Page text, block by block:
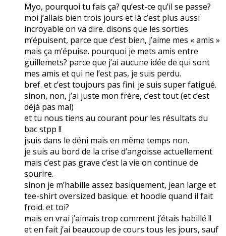
Myo, pourquoi tu fais ça? qu’est-ce qu’il se passe?
moi j’allais bien trois jours et là c’est plus aussi
incroyable on va dire. disons que les sorties
m’épuisent, parce que c’est bien, j’aime mes « amis »
mais ça m’épuise. pourquoi je mets amis entre
guillemets? parce que j’ai aucune idée de qui sont
mes amis et qui ne l’est pas, je suis perdu.
bref. et c’est toujours pas fini. je suis super fatigué.
sinon, non, j’ai juste mon frère, c’est tout (et c’est
déjà pas mal)
et tu nous tiens au courant pour les résultats du
bac stpp !!
jsuis dans le déni mais en même temps non.
je suis au bord de la crise d’angoisse actuellement
mais c’est pas grave c’est la vie on continue de
sourire.
sinon je m’habille assez basiquement, jean large et
tee-shirt oversized basique. et hoodie quand il fait
froid. et toi?
mais en vrai j’aimais trop comment j’étais habillé !!
et en fait j’ai beaucoup de cours tous les jours, sauf